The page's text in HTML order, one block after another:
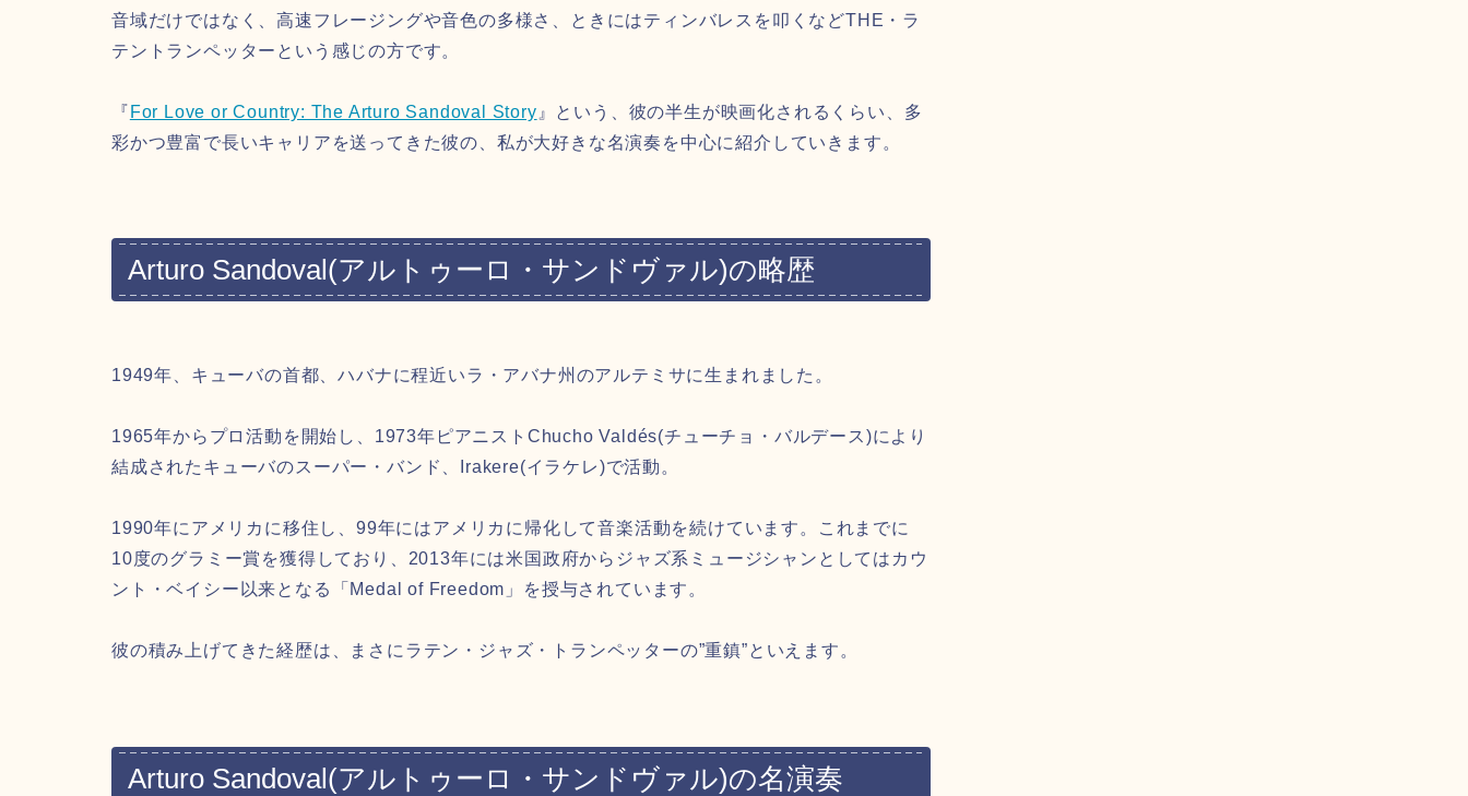
音域だけではなく、高速フレージングや音色の多様さ、ときにはティンバレスを叩くなどTHE・ラ
テントランペッターという感じの方です。
『 For Love or Country: The Arturo Sandoval Story 』という、彼の半生が映画化されるくらい、多
彩かつ豊富で長いキャリアを送ってきた彼の、私が大好きな名演奏を中心に紹介していきます。
Arturo Sandoval(アルトゥーロ・サンドヴァル)の略歴
1949年、キューバの首都、ハバナに程近いラ・アバナ州のアルテミサに生まれました。
1965年からプロ活動を開始し、1973年ピアニストChucho Valdés(チューチョ・バルデース)により
結成されたキューバのスーパー・バンド、Irakere(イラケレ)で活動。
1990年にアメリカに移住し、99年にはアメリカに帰化して音楽活動を続けています。これまでに
10度のグラミー賞を獲得しており、2013年には米国政府からジャズ系ミュージシャンとしてはカウ
ント・ベイシー以来となる「Medal of Freedom」を授与されています。
彼の積み上げてきた経歴は、まさにラテン・ジャズ・トランペッターの”重鎮”といえます。
Arturo Sandoval(アルトゥーロ・サンドヴァル)の名演奏